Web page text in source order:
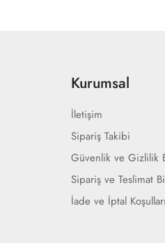
Kurumsal
İletişim
Sipariş Takibi
Güvenlik ve Gizlilik
Sipariş ve Teslimat
İade ve İptal Koşulları